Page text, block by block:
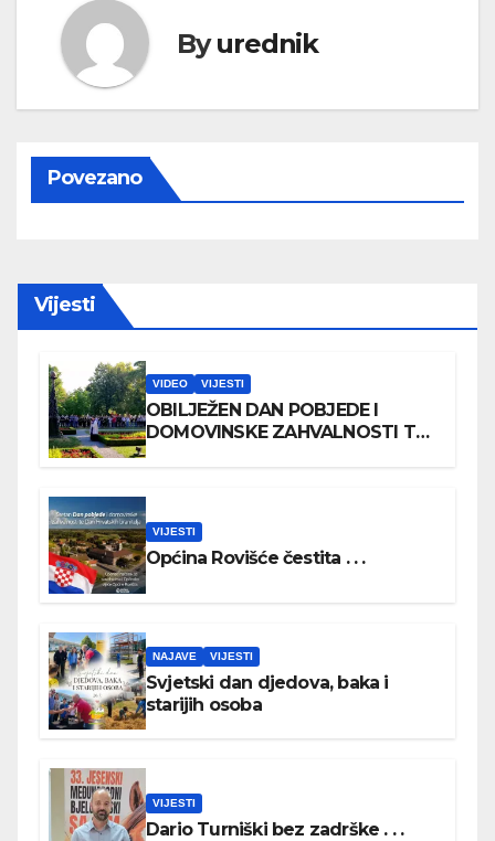
Byurednik
Povezano
Vijesti
VIDEO VIJESTI
OBILJEŽEN DAN POBJEDE I
DOMOVINSKE ZAHVALNOSTI TE
VIJESTI
Općina Rovišće čestita . . .
NAJAVE VIJESTI
Svjetski dan djedova, baka i
starijih osoba
VIJESTI
Dario Turniški bez zadrške . . .